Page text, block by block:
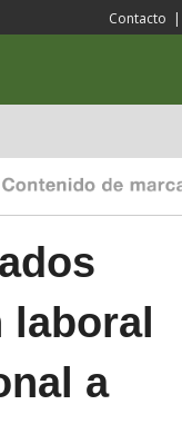
Contacto |
laboral
a